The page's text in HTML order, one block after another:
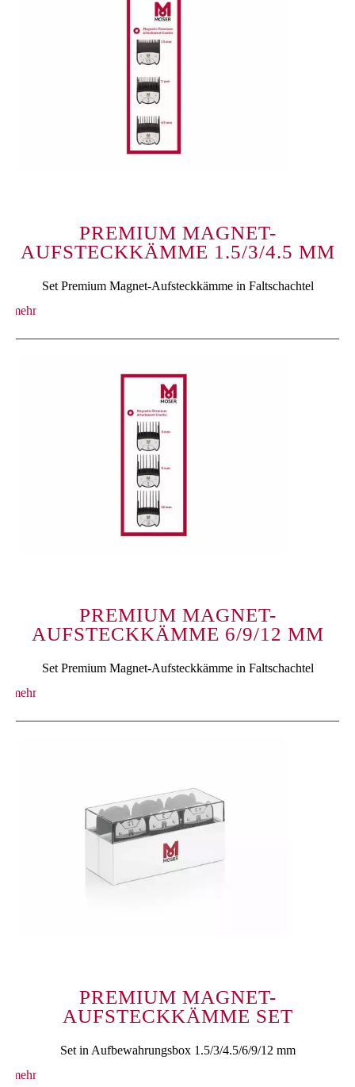
PREMIUM MAGNET-
AUFSTECKKÄMME 1.5/3/4.5 MM
Set Premium Magnet-Aufsteckkämme in Faltschachtel
mehr
PREMIUM MAGNET-
AUFSTECKKÄMME 6/9/12 MM
Set Premium Magnet-Aufsteckkämme in Faltschachtel
mehr
PREMIUM MAGNET-
AUFSTECKKÄMME SET
Set in Aufbewahrungsbox 1.5/3/4.5/6/9/12 mm
mehr